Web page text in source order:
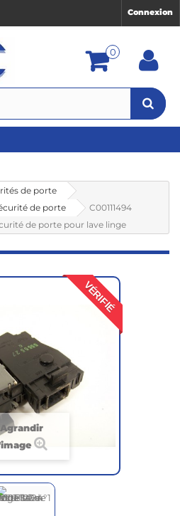
Connexion
0
de porte
de porte
C00111494
de porte pour lave linge
VÉRIFIÉ
Agrandir